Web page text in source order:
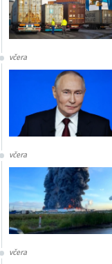
včera
včera
včera